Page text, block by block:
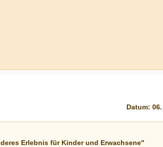
Datum:
Erlebnis für Kinder und Erwachsene"